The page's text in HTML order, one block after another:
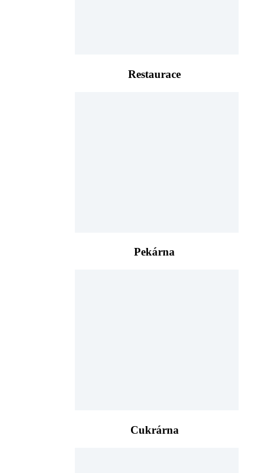
Restaurace
Pekárna
Cukrárna